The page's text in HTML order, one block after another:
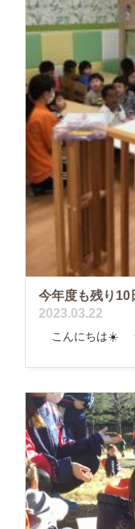
今年度も残り10
2023.03.22
こんにちは☀️ サ